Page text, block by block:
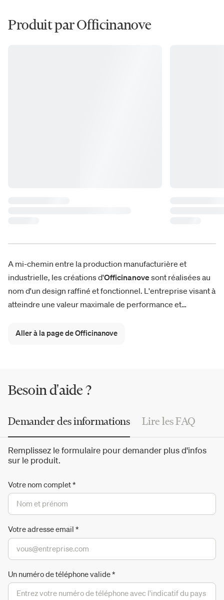
Produit par Officinanove
A mi-chemin entre la production manufacturière et
industrielle, les créations d'Officinanovesont réalisées au
nom d'un design raffiné et fonctionnel. L'entreprise visant à
atteindre une valeur maximale de performance et
renouvellement pour un monde qui change rapidement. Le
"Things change" (les choses changent).
Aller à la page de Officinanove
Besoin d'aide ?
Demander des informations Lire les FAQ
Remplissez le formulaire pour demander plus d'infos
sur le produit.
Votre nom complet*
Votre adresse email *
Un numéro de téléphone valide*